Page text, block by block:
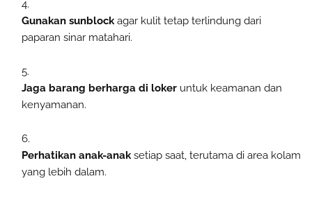
Gunakan sunblockagar kulit tetap terlindung dari
paparan sinar matahari.
Jaga barang berharga di loker untuk keamanan dan
kenyamanan.
Perhatikan anak-anaksetiap saat, terutama di area kolam
yang lebih dalam.